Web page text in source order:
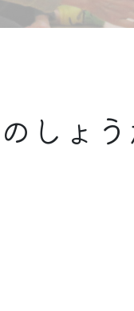
しょ